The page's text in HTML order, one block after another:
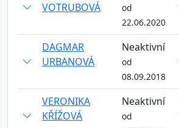
VOTRUBOVÁ
od
22.06.2020
DAGMAR
URBANOVÁ
Neaktivní
od
08.09.2018
VERONIKA
KŘÍŽOVÁ
Neaktivní
od